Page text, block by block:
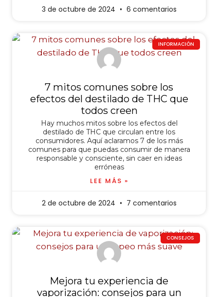
3 de octubre de 2024 6 comentarios
INFORMACIÓN
7 mitos comunes sobre los
efectos del destilado de THC que
todos creen
Hay muchos mitos sobre los efectos del
destilado de THC que circulan entre los
consumidores. Aquí aclaramos 7 de los más
comunes para que puedas consumir de manera
responsable y consciente, sin caer en ideas
erróneas
LEE MÁS »
2 de octubre de 2024 7 comentarios
CONSEJOS
Mejora tu experiencia de
vaporización: consejos para un